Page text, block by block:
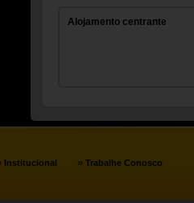
Alojamento centrante
Institucional » Trabalhe Conosco